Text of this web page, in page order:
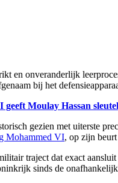
en onveranderlijk
bij het
Moulay Hassan
gezien met uiterste
Mohammed VI, op zijn
traject dat exact
sinds de